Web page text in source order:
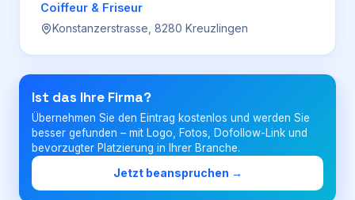
Für Firmen
Login
Firma eintragen
Coiffeur & Friseur
Konstanzerstrasse, 8280 Kreuzlingen
Ist das Ihre Firma?
Übernehmen Sie den Eintrag kostenlos und werden Sie
besser gefunden – mit Logo, Fotos, Dofollow-Link und
bevorzugter Platzierung in Ihrer Branche.
Jetzt beanspruchen →